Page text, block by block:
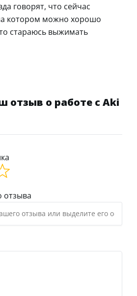
говорят, что сейчас
котором можно хорошо
стараюсь выжимать
отзыв о работе с Aki
отзыва